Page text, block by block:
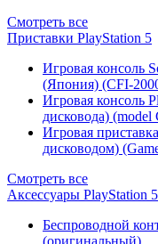
Смотреть все
Приставки PlayStation 5
Игровая консоль
(Япония) (CFI-
Игровая консоль
дисковода)
Игровая
дисководом)
Смотреть все
Аксессуары PlayStation 5
Беспроводной
(оригинальный)